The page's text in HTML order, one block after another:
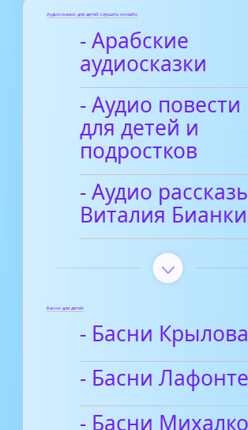
Аудиосказки для детей слушать онлайн
- Арабские
аудиосказки
- Аудио повести
для детей и
подростков
- Аудио
Виталия Бианки
Басни для детей
- Басни Крылова
- Басни
- Басни